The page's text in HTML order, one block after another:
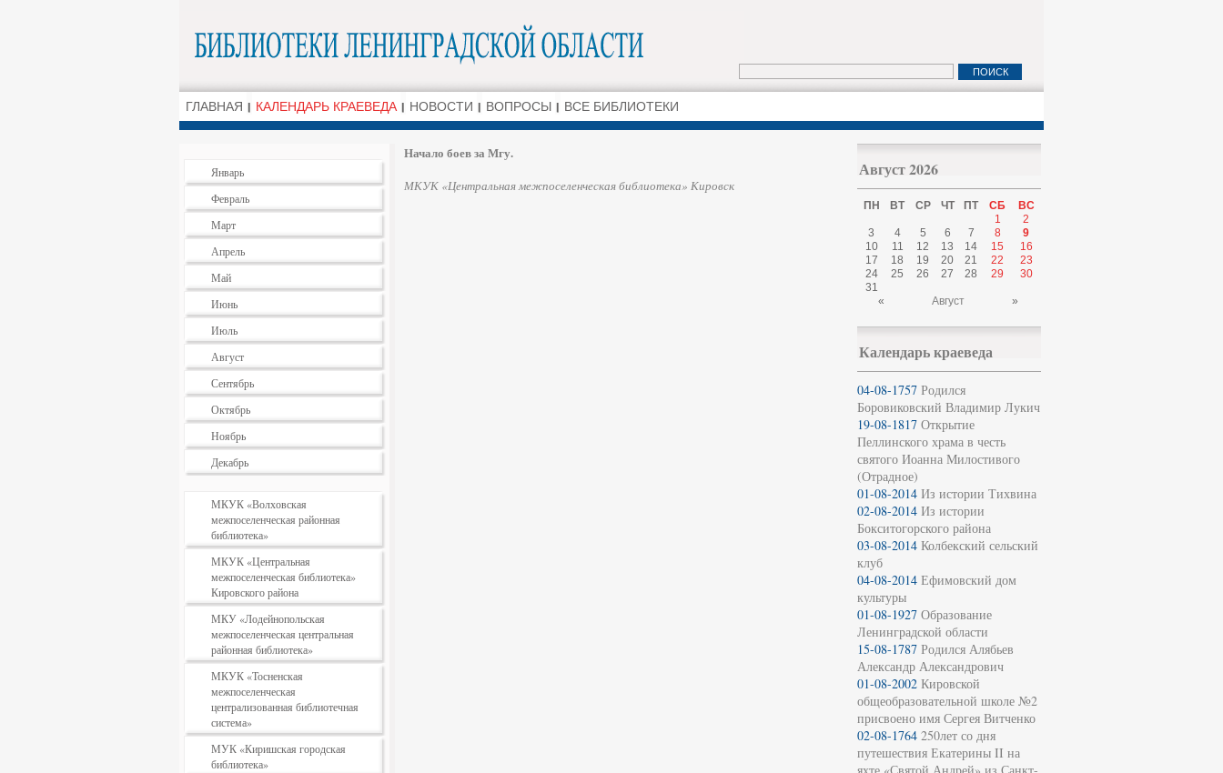
ГЛАВНАЯ КАЛЕНДАРЬ КРАЕВЕДА НОВОСТИ ВОПРОСЫ ВСЕ БИБЛИОТЕКИ
Январь
Февраль
Март
Апрель
Май
Июнь
Июль
Август
Сентябрь
Октябрь
Ноябрь
Декабрь
МКУК «Волховская
межпоселенческая районная
библиотека»
МКУК «Центральная
межпоселенческая библиотека»
Кировского района
МКУ «Лодейнопольская
межпоселенческая центральная
районная библиотека»
МКУК «Тосненская
межпоселенческая
централизованная библиотечная
система»
МУК «Киришская городская
библиотека»
Начало боев за Мгу.
МКУК «Центральная межпоселенческая библиотека» Кировск
Август 2026
ПН ВТ СР ЧТ ПТ СБ
ВС
1
2
3
4 5 6 7 8
9
10
11 12 13 14 15
16
17
18 19 20 21 22
23
24
25 26 27 28 29
30
31
«
Август »
Календарь краеведа
04-08-1757 Родился
Боровиковский Владимир Лукич
19-08-1817 Открытие
Пеллинского храма в честь
святого Иоанна Милостивого
(Отрадное)
01-08-2014 Из истории Тихвина
02-08-2014 Из истории
Бокситогорского района
03-08-2014 Колбекский сельский
клуб
04-08-2014 Ефимовский дом
культуры
01-08-1927 Образование
Ленинградской области
15-08-1787 Родился Алябьев
Александр Александрович
01-08-2002 Кировской
общеобразовательной школе №2
присвоено имя Сергея Витченко
02-08-1764 250лет со дня
путешествия Екатерины II на